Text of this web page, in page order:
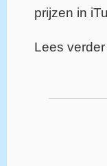
prijzen in
Lees